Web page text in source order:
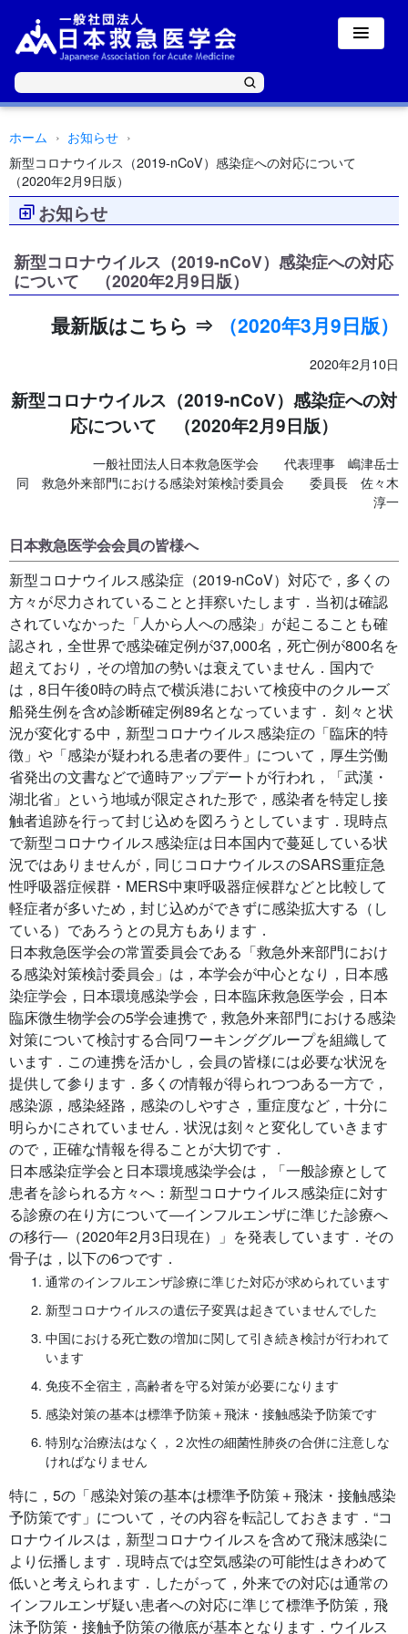
ホーム
お知らせ
新型コロナウイルス（2019-nCoV）感染症への対応について
（2020年2月9日版）
お知らせ
新型コロナウイルス（2019-nCoV）感染症への対応
について （2020年2月9日版）
最新版はこちら ⇒ （2020年3月9日版）
2020年2月10日
新型コロナウイルス（2019-nCoV）感染症への対
応について （2020年2月9日版）
一般社団法人日本救急医学会 代表理事 嶋津岳士
同 救急外来部門における感染対策検討委員会 委員長 佐々木
淳一
日本救急医学会会員の皆様へ
新型コロナウイルス感染症（2019-nCoV）対応で，多くの
方々が尽力されていることと拝察いたします．当初は確認
されていなかった「人から人への感染」が起こることも確
認され，全世界で感染確定例が37,000名，死亡例が800名を
超えており，その増加の勢いは衰えていません．国内で
は，8日午後0時の時点で横浜港において検疫中のクルーズ
船発生例を含め診断確定例89名となっています． 刻々と状
況が変化する中，新型コロナウイルス感染症の「臨床的特
徴」や「感染が疑われる患者の要件」について，厚生労働
省発出の文書などで適時アップデートが行われ，「武漢・
湖北省」という地域が限定された形で，感染者を特定し接
触者追跡を行って封じ込めを図ろうとしています．現時点
で新型コロナウイルス感染症は日本国内で蔓延している状
況ではありませんが，同じコロナウイルスのSARS重症急
性呼吸器症候群・MERS中東呼吸器症候群などと比較して
軽症者が多いため，封じ込めができずに感染拡大する（し
ている）であろうとの見方もあります．
日本救急医学会の常置委員会である「救急外来部門におけ
る感染対策検討委員会」は，本学会が中心となり，日本感
染症学会，日本環境感染学会，日本臨床救急医学会，日本
臨床微生物学会の5学会連携で，救急外来部門における感染
対策について検討する合同ワーキンググループを組織して
います．この連携を活かし，会員の皆様には必要な状況を
提供して参ります．多くの情報が得られつつある一方で，
感染源，感染経路，感染のしやすさ，重症度など，十分に
明らかにされていません．状況は刻々と変化していきます
ので，正確な情報を得ることが大切です．
日本感染症学会と日本環境感染学会は，「一般診療として
患者を診られる方々へ：新型コロナウイルス感染症に対す
る診療の在り方について―インフルエンザに準じた診療へ
の移行―（2020年2月3日現在）」を発表しています．その
骨子は，以下の6つです．
通常のインフルエンザ診療に準じた対応が求められています
新型コロナウイルスの遺伝子変異は起きていませんでした
中国における死亡数の増加に関して引き続き検討が行われて
います
免疫不全宿主，高齢者を守る対策が必要になります
感染対策の基本は標準予防策＋飛沫・接触感染予防策です
特別な治療法はなく，２次性の細菌性肺炎の合併に注意しな
ければなりません
特に，5の「感染対策の基本は標準予防策＋飛沫・接触感染
予防策です」について，その内容を転記しておきます．“コ
ロナウイルスは，新型コロナウイルスを含めて飛沫感染に
より伝播します．現時点では空気感染の可能性はきわめて
低いと考えられます．したがって，外来での対応は通常の
インフルエンザ疑い患者への対応に準じて標準予防策，飛
沫予防策・接触予防策の徹底が基本となります．ウイルス